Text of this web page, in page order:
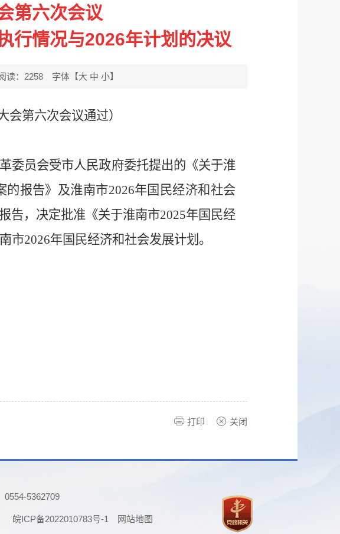
第六次会议
行情况与2026年计划的决议
读： 2258 字体【大 中 小】
会第六次会议通过）
委员会受市人民政府委托提出的《关于淮
报告》及淮南市2026年国民经济和社会
告，决定批准《关于淮南市2025年国民经
2026年国民经济和社会发展计划。
打印 关闭
0554-5362709
皖ICP备2022010783号-1 网站地图